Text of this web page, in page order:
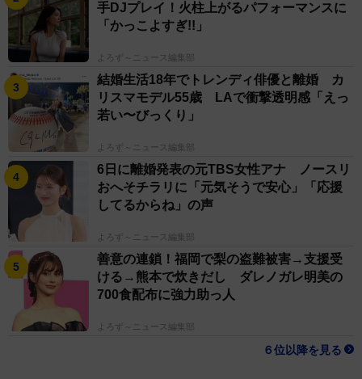
手DJプレイ！火柱上がるパフォーマンスに
「かっこよすぎ!!」
よろず～ニュース編集部
結婚生活18年でトレンディ俳優と離婚 カ
リスマモデル55歳 LAで衝撃透明感「えっ
若い〜びっくり」
よろず～ニュース編集部
6日に離婚発表の元TBS女性アナ ノースリ
おへそチラリに「元気そうで安心」「応援
してるからね」の声
よろず～ニュース編集部
善意の連鎖！福岡で梨の盗難被害→支援受
ける→熊本で炊きだし ダレノガレ明美の
700食配布に強力助っ人
よろず～ニュース編集部
６位以降を見る